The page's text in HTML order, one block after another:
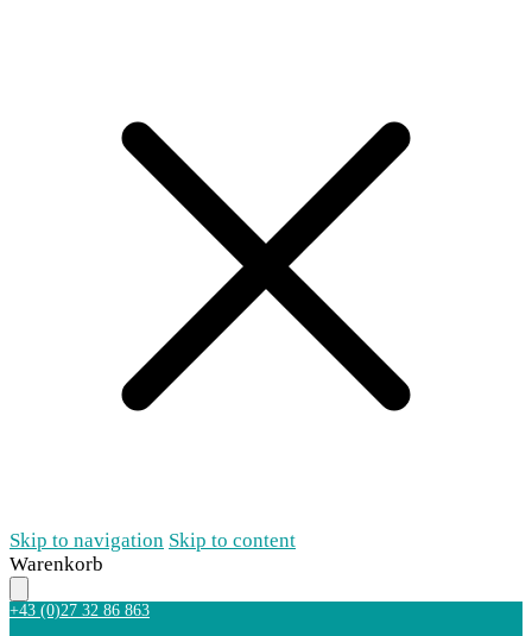
Skip to navigation Skip to content
Warenkorb
+43 (0)27 32 86 863